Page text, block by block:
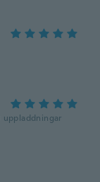
uppladdningar